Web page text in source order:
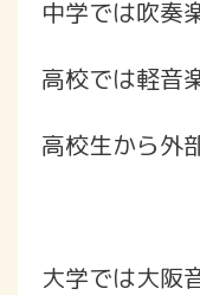
中学では吹奏
高校では軽音
高校生から外
大学では大阪